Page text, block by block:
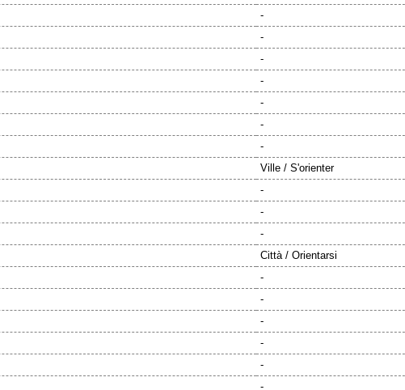
-
-
-
-
-
-
-
Ville / S'orienter
-
-
-
Città / Orientarsi
-
-
-
-
-
-